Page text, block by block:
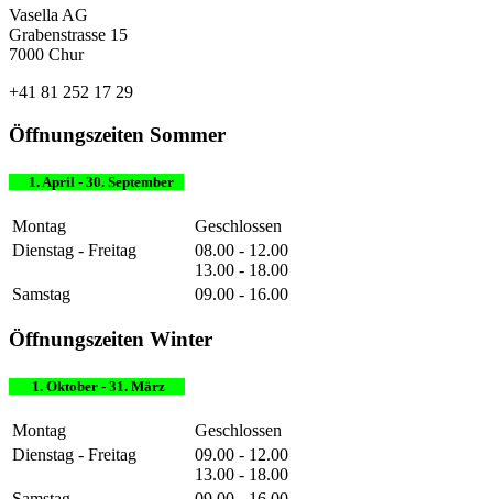
Vasella AG
Grabenstrasse 15
7000 Chur
+41 81 252 17 29
Öffnungszeiten Sommer
1. April - 30. September
Montag
Geschlossen
Dienstag - Freitag
08.00 - 12.00
13.00 - 18.00
Samstag
09.00 - 16.00
Öffnungszeiten Winter
1. Oktober - 31. März
Montag
Geschlossen
Dienstag - Freitag
09.00 - 12.00
13.00 - 18.00